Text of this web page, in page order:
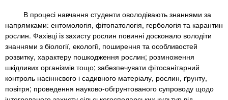
t
s
.
з
а
к
л
а
д
Онлайн курси
За кордоном
В процесі навчання студенти оволодівають знаннями за
напрямками: ентомологія, фітопатологія, гербологія та карантин
рослин. Фахівці із захисту рослин повинні досконало володіти
знаннями з біології, екології, поширення та особливостей
розвитку, характеру пошкодження рослин; розмноження
шкідливих організмів тощо; забезпечувати фітосанітарний
контроль насіннєвого і садивного матеріалу, рослин, ґрунту,
повітря; проведення науково-обгрунтованого супроводу щодо